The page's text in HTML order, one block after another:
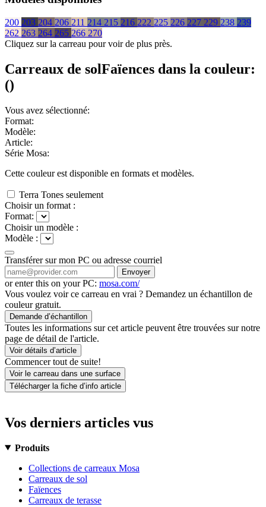
200 203 204 206 211 214 215 216 222 225 226 227 229 238 239
262 263 264 265 266 270
Cliquez sur la carreau pour voir de plus près.
Carreaux de solFaïences dans la couleur:
()
Vous avez sélectionné:
Format:
Modèle:
Article:
Série Mosa:
Cette couleur est disponible en formats et modèles.
Terra Tones seulement
Choisir un format :
Format:
Choisir un modèle :
Modèle :
Transférer sur mon PC ou adresse courriel
Envoyer
or enter this on your PC: mosa.com/
Vous voulez voir ce carreau en vrai ? Demandez un échantillon de
couleur gratuit.
Demande d’échantillon
Toutes les informations sur cet article peuvent être trouvées sur notre
page de détail de l'article.
Voir détails d’article
Commencer tout de suite!
Voir le carreau dans une surface
Télécharger la fiche d’info article
Vos derniers articles vus
Produits
Collections de carreaux Mosa
Carreaux de sol
Faïences
Carreaux de terasse